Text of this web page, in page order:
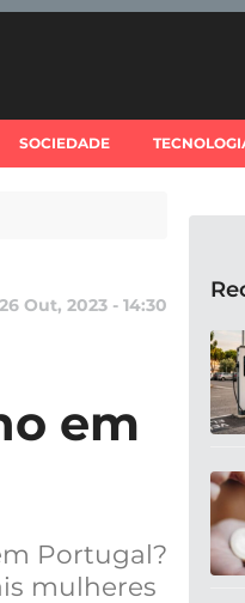
SOCIEDADE
26 Out, 2023 - 14:30
em
Portugal?
mulheres